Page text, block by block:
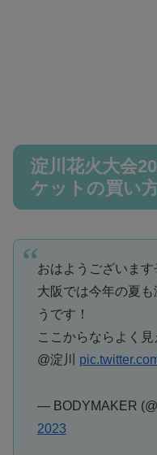
淀川花火大会
ケットの買い
おはようございま
大阪では今年の夏
うです！
ここからならよく
@淀川
— BODYMAKER
2023